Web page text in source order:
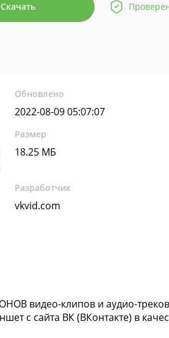
Скачать
Обновлено
2022-08-09 05:07:07
Размер
18.25 МБ
Разработчик
vkvid.com
видео-клипов и аудио-
с сайта ВК (ВКонтакте) в